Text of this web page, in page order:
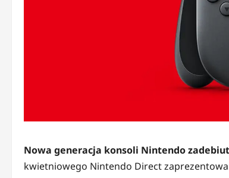
Nowa generacja konsoli Nintendo
kwietniowego Nintendo Direct